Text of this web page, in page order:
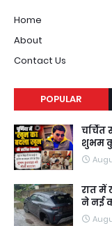
Home
About
Contact Us
POPULAR
चर्चित
शुभम
रात में
ने नई